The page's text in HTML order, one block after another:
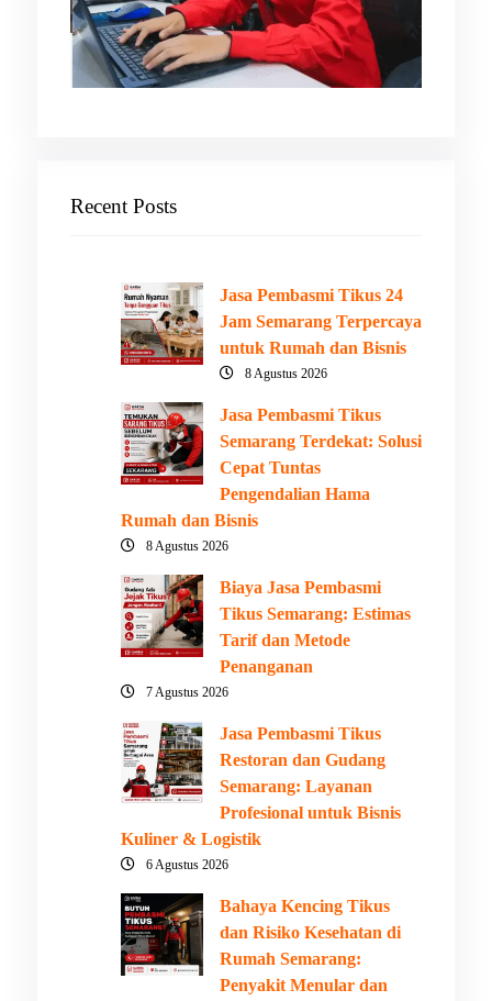
Recent Posts
Jasa Pembasmi Tikus 24
Jam Semarang Terpercaya
untuk Rumah dan Bisnis
8 Agustus 2026
Jasa Pembasmi Tikus
Semarang Terdekat: Solusi
Cepat Tuntas
Pengendalian Hama
Rumah dan Bisnis
8 Agustus 2026
Biaya Jasa Pembasmi
Tikus Semarang: Estimas
Tarif dan Metode
Penanganan
7 Agustus 2026
Jasa Pembasmi Tikus
Restoran dan Gudang
Semarang: Layanan
Profesional untuk Bisnis
Kuliner & Logistik
6 Agustus 2026
Bahaya Kencing Tikus
dan Risiko Kesehatan di
Rumah Semarang:
Penyakit Menular dan